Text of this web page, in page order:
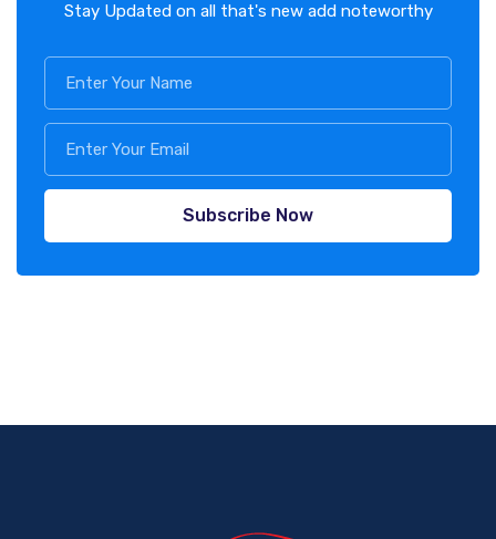
Stay Updated on all that's new add noteworthy
Subscribe Now